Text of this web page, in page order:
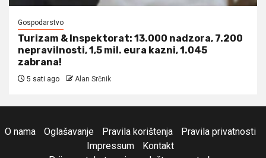
Gospodarstvo
Turizam & Inspektorat: 13.000 nadzora, 7.200
nepravilnosti, 1,5 mil. eura kazni, 1.045
zabrana!
5 sati ago Alan Srčnik
O nama Oglašavanje Pravila korištenja
Pravila privatnosti
Impressum
Kontakt